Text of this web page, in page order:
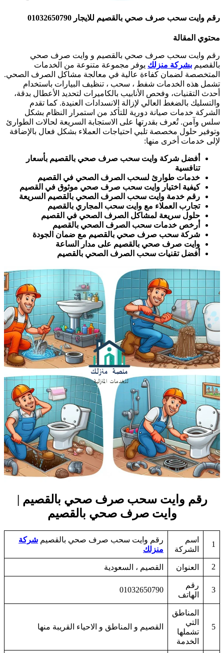
وايت سحب صرف صحي بالقصيم للايجار 01032650790
المقالة
وايت سحب صرف صحي بالقصيم و وايت صرف صحي
بشركة منزلكيوفر مجموعة متنوعة من الخدمات
لضمان كفاءة عالية في معالجة مشاكل الصرف الصحي.
هذه الخدمات شفط ، سحب ، تنظيف البيارات باستخدام
التقنيات، وفحص الأنابيب بالكاميرات لتحديد الأعطال بدقة،
بالضغط العالي لإزالة الانسدادات العنيدة. كما تقدم
خدمات صيانة دورية للتأكد من استمرار النظام بشكل
وآمن. تُعرف بقدرتها على الاستجابة السريعة لحالات الطوارئ
حلول مخصصة تلبي احتياجات العملاء بشكل فعال بالإضافة
خدمات أخرى منها:
أفضل شركة وايت سحب صرف صحي بالقصيم بأسعار
تنافسية
خدمات طوارئ لسحب الصرف الصحي في القصيم
كيفية اختيار وايت سحب صرف صحي موثوق في القصيم
رقم خدمة وايت سحب الصرف الصحي بالقصيم السريعة
تجارب العملاء مع وايت سحب المجاري بالقصيم
حلول سريعة لمشاكل الصرف الصحي في القصيم
أرخص خدمات سحب الصرف الصحي بالقصيم
شركة سحب صرف صحي بالقصيم مع ضمان الجودة
وايت صرف صحي بالقصيم على مدار الساعة
أفضل تقنيات سحب الصرف الصحي بالقصيم
رقم وايت سحب صرف صحي بالقصيم |
وايت صرف صحي بالقصيم
اسم
الشركة
رقم وايت سحب صرف صحي بالقصيمشركة
منزلك
العنوان القصيم ، السعودية
رقم
الهاتف
01032650790
المناطق
التي
تشملها
الخدمة
القصيم و المناطق و الاحياء القريبة منها